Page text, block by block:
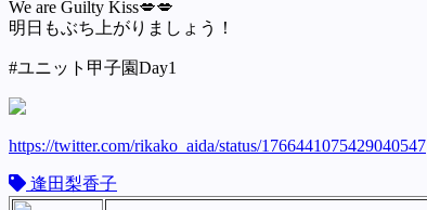
We are Guilty Kiss💋💋
明日もぶち上がりましょう！
#ユニット甲子園Day1
https://twitter.com/rikako_aida/status/1766441075429040547
逢田梨香子